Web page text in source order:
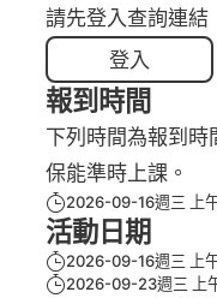
請先登入查詢連結
登入
報到時間
下列時間為報到時
保能準時上課。
2026-09-16週三 上
活動日期
2026-09-16週三 上
2026-09-23週三 上